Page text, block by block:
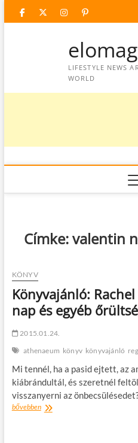
facebooktwitter
instagram
pinterest
LIFESTYLE NEWS
WORLD
Címke:valentin
KÖNYV
Könyvajánló:
nap és egyéb
2015.01.24.
athenaeum könyv könyvajánló
Mi tennél, ha a pasid ejtett, az
kiábrándultál, és szeretnél
visszanyerni az
bővebbenKönyvajánló: